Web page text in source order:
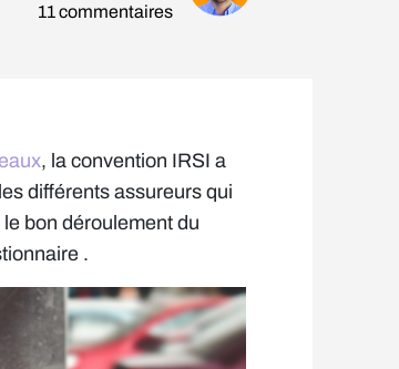
11commentaires
, la convention IRSI a
différents assureurs qui
bon déroulement du
.